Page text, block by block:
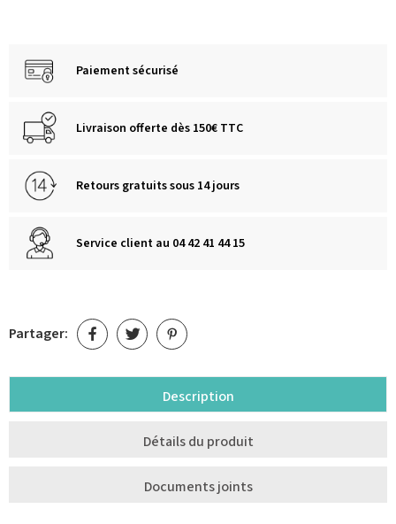
Paiement sécurisé
Livraison offerte dès 150€ TTC
Retours gratuits sous 14 jours
Service client au 04 42 41 44 15
Partager:
Description
Détails du produit
Documents joints